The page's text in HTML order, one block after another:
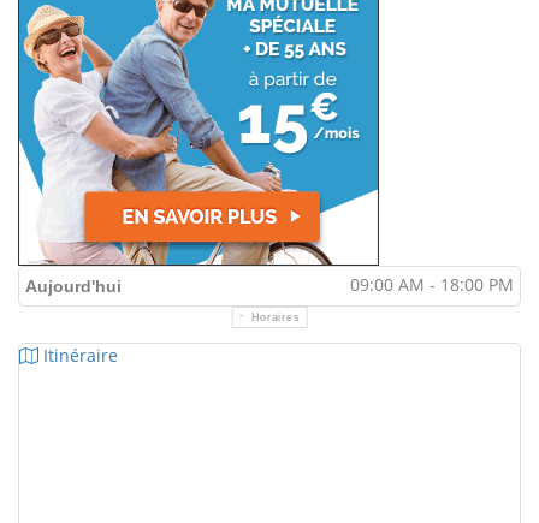
Aujourd'hui 09:00 AM - 18:00 PM
Horaires
Itinéraire